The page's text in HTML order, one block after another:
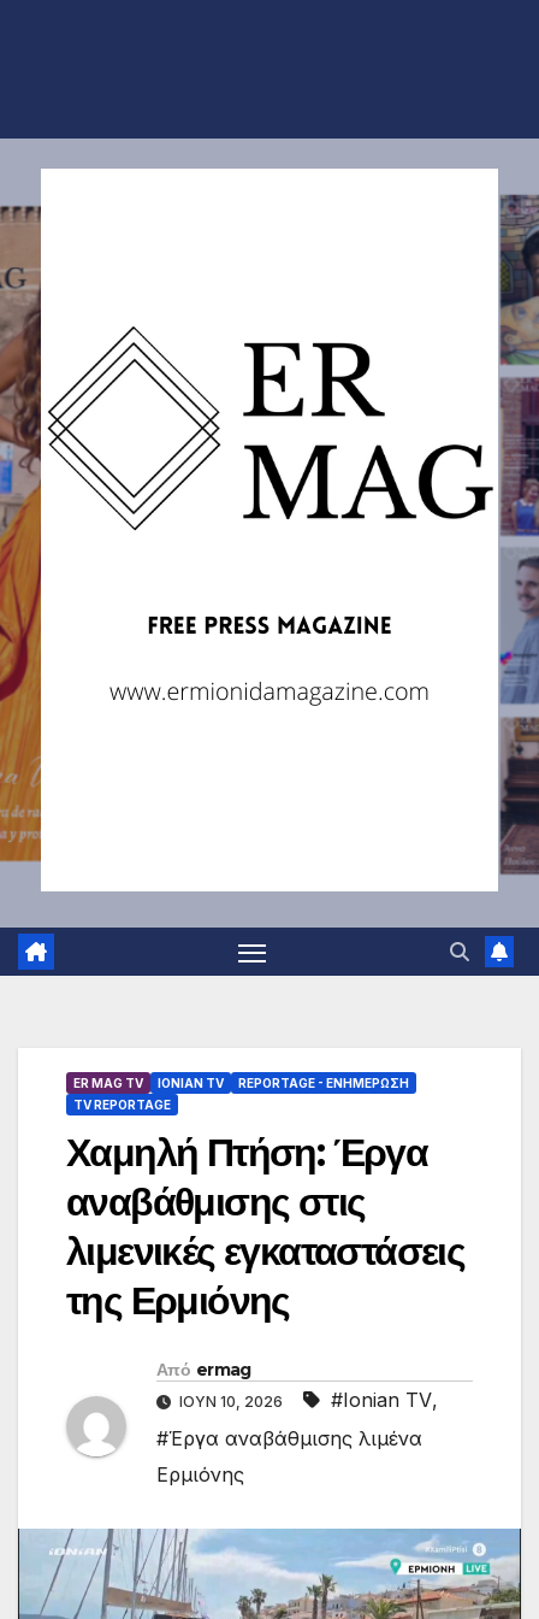
ER MAG TV IONIAN TV
REPORTAGE - EΝΗΜΈΡΩΣΗ
TV REPORTAGE
Χαμηλή Πτήση: Έργα
αναβάθμισης στις
λιμενικές εγκαταστάσεις
της Ερμιόνης
Από ermag
ΙΟΎΝ 10, 2026 #Ionian TV,
#Έργα αναβάθμισης λιμένα
Ερμιόνης